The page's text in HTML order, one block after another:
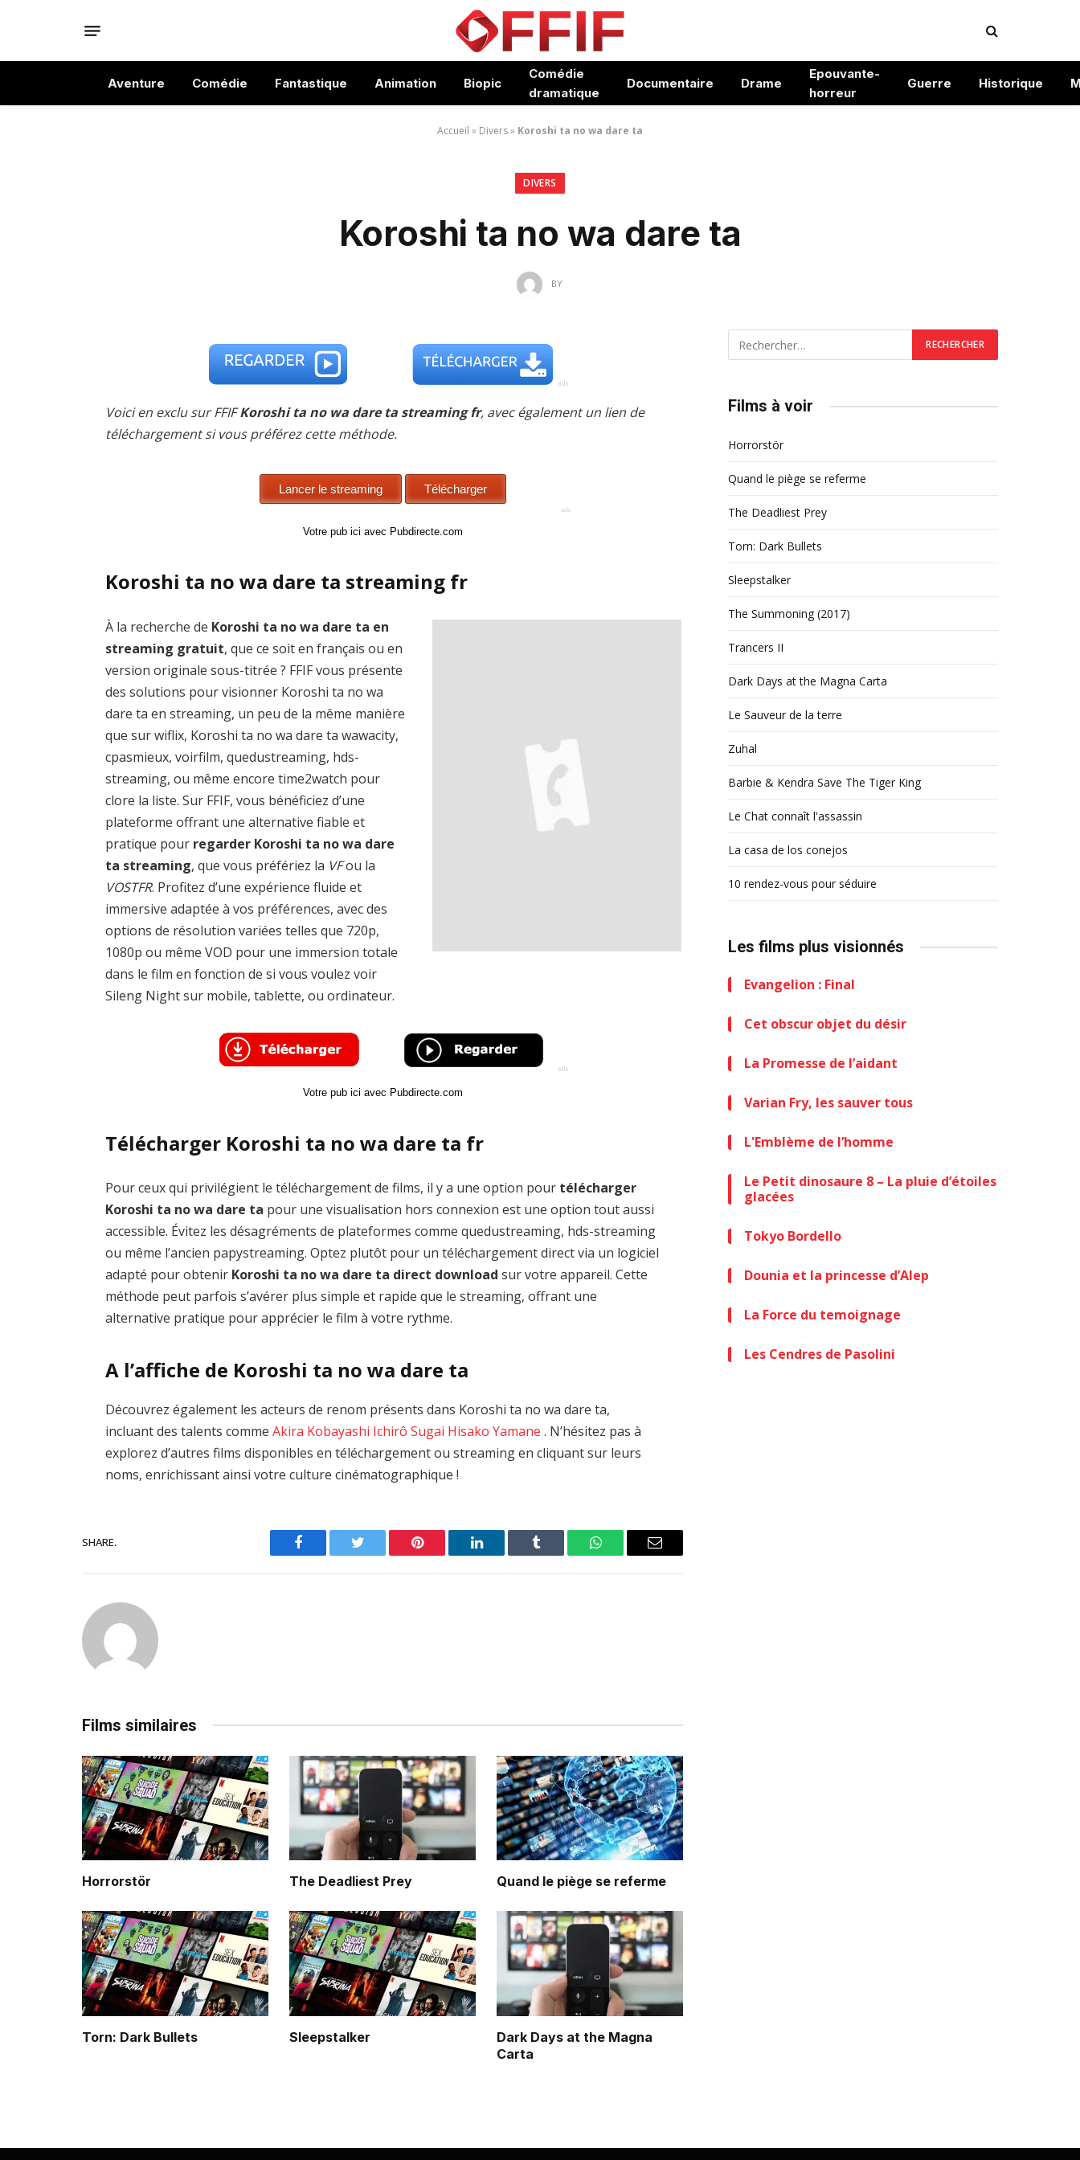
Aventure Comédie Fantastique Animation Biopic
Comédie
dramatique
Documentaire Drame
Epouvante-
horreur
Guerre Historique
Accueil » Divers» Koroshi ta no wa dare ta
DIVERS
Koroshi ta no wa dare ta
BY
Voici en exclu sur FFIFKoroshi ta no wa dare ta streaming fr, avec également un lien de
téléchargement si vous préférez cette méthode.
Votre pub ici avec Pubdirecte.com
Koroshi ta no wa dare ta streaming fr
À la recherche de Koroshi ta no wa dare ta en
streaming gratuit, que ce soit en français ou en
version originale sous-titrée ? FFIF vous présente
des solutions pour visionner Koroshi ta no wa
dare ta en streaming, un peu de la même manière
que sur wiflix, Koroshi ta no wa dare ta wawacity,
cpasmieux, voirfilm, quedustreaming, hds-
streaming, ou même encore time2watch pour
clore la liste. Sur FFIF, vous bénéficiez d’une
plateforme offrant une alternative fiable et
pratique pour regarder Koroshi ta no wa dare
ta streaming, que vous préfériez la VFou la
VOSTFR. Profitez d’une expérience fluide et
immersive adaptée à vos préférences, avec des
options de résolution variées telles que 720p,
1080p ou même VOD pour une immersion totale
dans le film en fonction de si vous voulez voir
Sileng Night sur mobile, tablette, ou ordinateur.
Votre pub ici avec Pubdirecte.com
Télécharger Koroshi ta no wa dare ta fr
Pour ceux qui privilégient le téléchargement de films, il y a une option pour télécharger
Koroshi ta no wa dare ta pour une visualisation hors connexion est une option tout aussi
accessible. Évitez les désagréments de plateformes comme quedustreaming, hds-streaming
ou même l’ancien papystreaming. Optez plutôt pour un téléchargement direct via un logiciel
adapté pour obtenir Koroshi ta no wa dare ta direct download sur votre appareil. Cette
méthode peut parfois s’avérer plus simple et rapide que le streaming, offrant une
alternative pratique pour apprécier le film à votre rythme.
A l’affiche de Koroshi ta no wa dare ta
Découvrez également les acteurs de renom présents dans Koroshi ta no wa dare ta,
incluant des talents commeAkira Kobayashi Ichirô Sugai Hisako Yamane . N’hésitez pas à
explorez d’autres films disponibles en téléchargement ou streaming en cliquant sur leurs
noms, enrichissant ainsi votre culture cinématographique !
SHARE.
Facebook Twitter Pinterest LinkedIn Tumblr WhatsAppEmail
Films similaires
Horrorstör The Deadliest Prey Quand le piège se referme
Torn: Dark Bullets Sleepstalker
Dark Days at the Magna
Carta
Films à voir
Horrorstör
Quand le piège se referme
The Deadliest Prey
Torn: Dark Bullets
Sleepstalker
The Summoning (2017)
Trancers II
Dark Days at the Magna Carta
Le Sauveur de la terre
Zuhal
Barbie & Kendra Save The Tiger King
Le Chat connaît l'assassin
La casa de los conejos
10 rendez-vous pour séduire
Les films plus visionnés
Evangelion : Final
Cet obscur objet du désir
La Promesse de l’aidant
Varian Fry, les sauver tous
L'Emblème de l’homme
Le Petit dinosaure 8 – La pluie d’étoiles
glacées
Tokyo Bordello
Dounia et la princesse d’Alep
La Force du temoignage
Les Cendres de Pasolini